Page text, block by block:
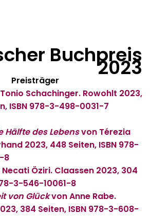
Buchpreis
2023
Preisträger
Schachinger. Rowohlt 2023,
ISBN 978-3-498-0031-7
Hälfte des Lebensvon Térezia
2023, 448 Seiten, ISBN 978-
8
Öziri. Claassen 2023, 304
3-546-10061-8
von Glückvon Anne Rabe.
384 Seiten, ISBN 978-3-608-